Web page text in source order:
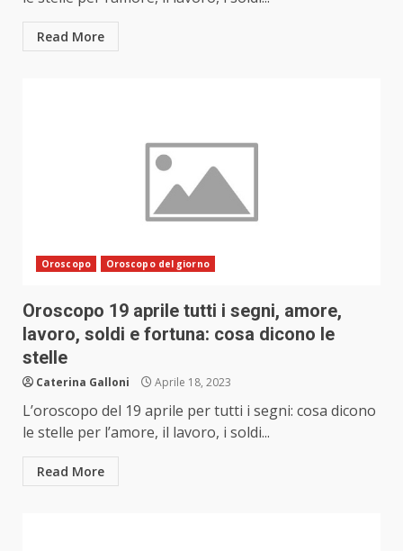
Read More
Oroscopo Oroscopo del giorno
Oroscopo 19 aprile tutti i segni, amore,
lavoro, soldi e fortuna: cosa dicono le
stelle
Caterina Galloni Aprile 18, 2023
L’oroscopo del 19 aprile per tutti i segni: cosa dicono
le stelle per l’amore, il lavoro, i soldi...
Read More